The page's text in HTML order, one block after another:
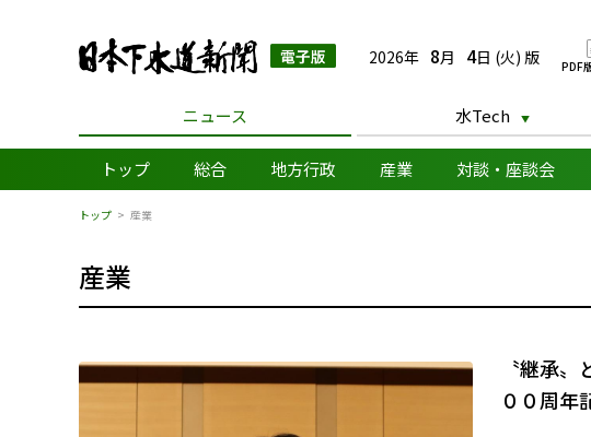
日本下水道新聞 電子版
2026年 8月 4日 (火) 版 PDF
ニュース 水Tech
トップ 総合 地方行政 産業 対談・座談会
トップ 産業
産業
〝継承
００周年